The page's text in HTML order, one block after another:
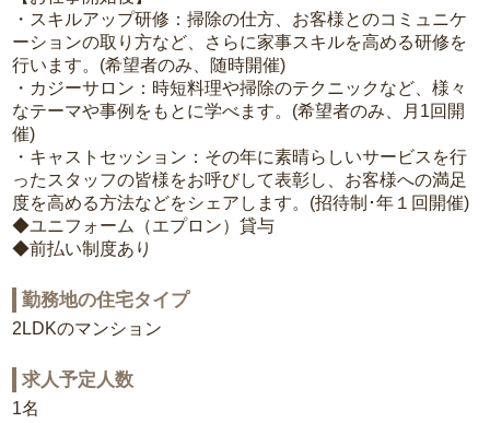
・スキルアップ研修：掃除の仕方、お客様とのコミュニケ
ーションの取り方など、さらに家事スキルを高める研修を
行います。(希望者のみ、随時開催)
・カジーサロン：時短料理や掃除のテクニックなど、様々
なテーマや事例をもとに学べます。(希望者のみ、月1回開
催)
・キャストセッション：その年に素晴らしいサービスを行
ったスタッフの皆様をお呼びして表彰し、お客様への満足
度を高める方法などをシェアします。(招待制･年１回開催)
◆ユニフォーム（エプロン）貸与
◆前払い制度あり
勤務地の住宅タイプ
2LDKのマンション
求人予定人数
1名